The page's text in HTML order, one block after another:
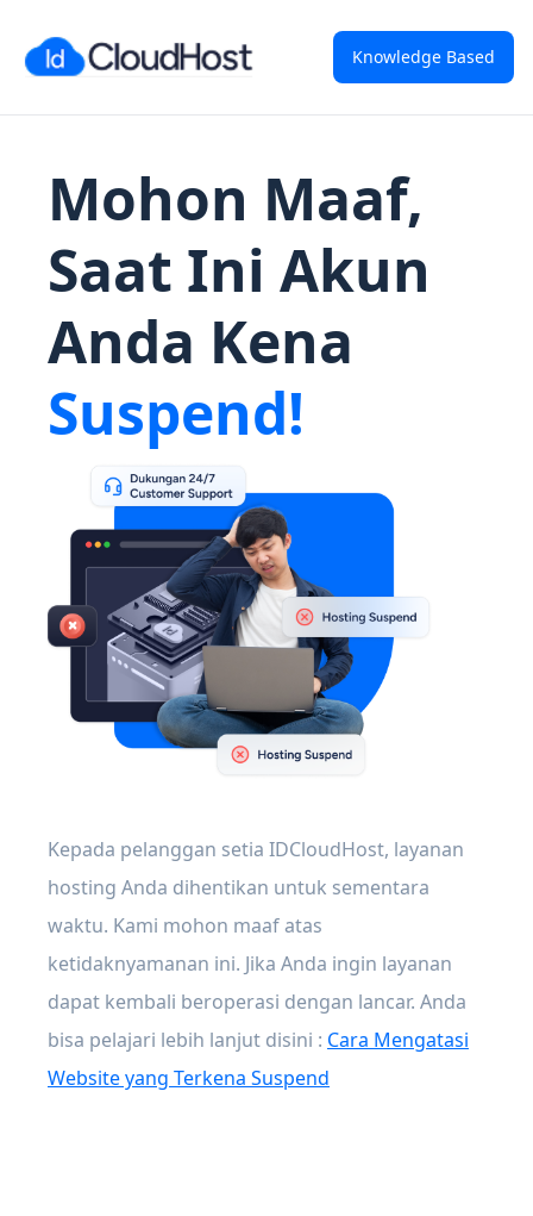
Knowledge Based
Mohon Maaf,
Saat Ini Akun
Anda Kena
Suspend!
Kepada pelanggan setia IDCloudHost, layanan
hosting Anda dihentikan untuk sementara
waktu. Kami mohon maaf atas
ketidaknyamanan ini. Jika Anda ingin layanan
dapat kembali beroperasi dengan lancar. Anda
bisa pelajari lebih lanjut disini : Cara Mengatasi
Website yang Terkena Suspend